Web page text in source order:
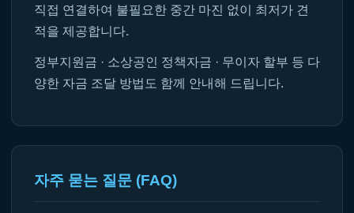
직접 연결하여 불필요한 중간 마진 없이 최저가 견
적을 제공합니다.
정부지원금 · 소상공인 정책자금 · 무이자 할부 등 다
양한 자금 조달 방법도 함께 안내해 드립니다.
자주 묻는 질문 (FAQ)